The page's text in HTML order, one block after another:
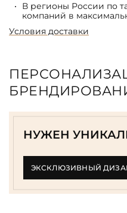
В регионы России по
компаний в
Условия доставки
НУЖЕН
ЭКСКЛЮЗИВНЫЙ